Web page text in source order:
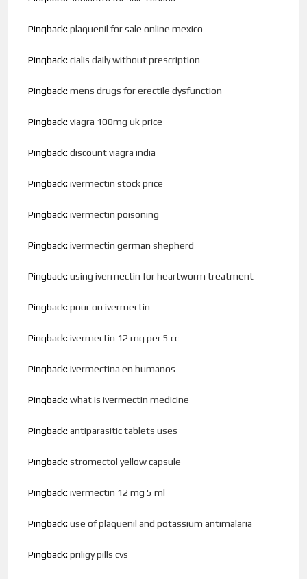
Pingback:plaquenil for sale online mexico
Pingback:cialis daily without prescription
Pingback:mens drugs for erectile dysfunction
Pingback:viagra 100mg uk price
Pingback:discount viagra india
Pingback:ivermectin stock price
Pingback:ivermectin poisoning
Pingback:ivermectin german shepherd
Pingback:using ivermectin for heartworm treatment
Pingback:pour on ivermectin
Pingback:ivermectin 12 mg per 5 cc
Pingback:ivermectina en humanos
Pingback:what is ivermectin medicine
Pingback:antiparasitic tablets uses
Pingback:stromectol yellow capsule
Pingback:ivermectin 12 mg 5 ml
Pingback:use of plaquenil and potassium antimalaria
Pingback:priligy pills cvs